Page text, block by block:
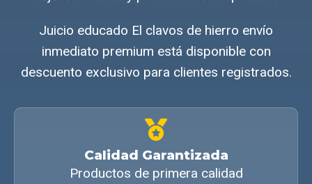
Juicio educado El clavos de hierro envío
inmediato premium está disponible con
descuento exclusivo para clientes registrados.
Calidad Garantizada
Productos de primera calidad